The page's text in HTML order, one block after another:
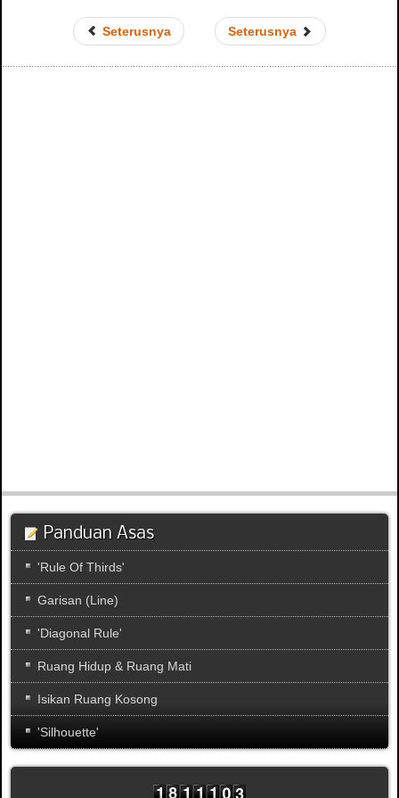
Seterusnya Seterusnya
Panduan Asas
'Rule Of Thirds'
Garisan (Line)
'Diagonal Rule'
Ruang Hidup & Ruang Mati
Isikan Ruang Kosong
'Silhouette'